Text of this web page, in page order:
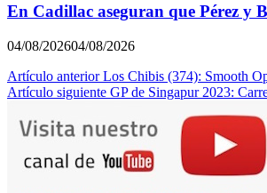
En Cadillac aseguran que Pérez y
04/08/202604/08/2026
Navegación
de
entradas
Artículo anterior Los Chibis (374): Smooth
Artículo siguiente GP de Singapur 2023: